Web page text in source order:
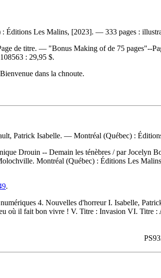
Les Malins, [2023]. — 333 pages :
de titre. — "Bonus Making of de 75 pages"--
: 29,95 $.
dans la chnoute.
Patrick Isabelle. — Montréal (Québec) :
Drouin -- Demain les ténèbres / par
Montréal (Québec) : Éditions Les
.
4. Nouvelles d'horreur I. Isabelle,
où il fait bon vivre ! V. Titre : Invasion VI.